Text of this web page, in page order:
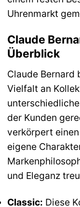
Uhrenmarkt
Claude
Überblick
Claude Bernard
Vielfalt an
der Kunden
verkörpert
eigene
und Eleganz
Classic: Diese